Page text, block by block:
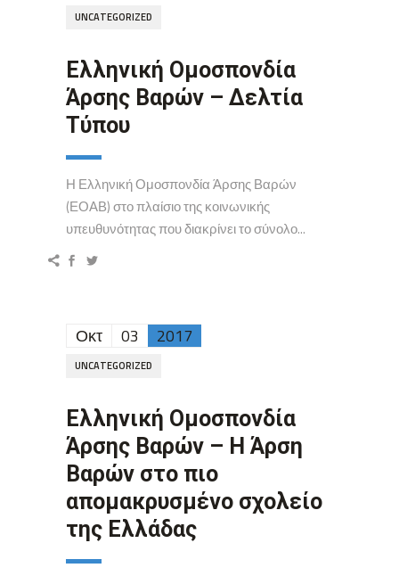
UNCATEGORIZED
Ελληνική Ομοσπονδία
Άρσης Βαρών – Δελτία
Τύπου
Η Ελληνική Ομοσπονδία Άρσης Βαρών
(ΕΟΑΒ) στο πλαίσιο της κοινωνικής
υπευθυνότητας που διακρίνει το σύνολο...
Οκτ 03 2017
UNCATEGORIZED
Ελληνική Ομοσπονδία
Άρσης Βαρών – Η Άρση
Βαρών στο πιο
απομακρυσμένο σχολείο
της Ελλάδας